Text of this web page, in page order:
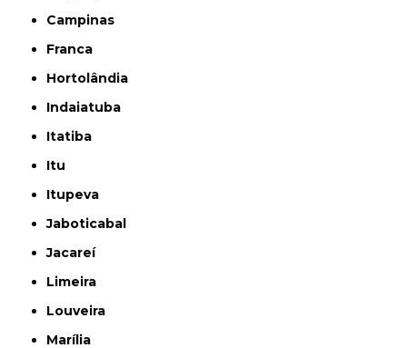
Campinas
Franca
Hortolândia
Indaiatuba
Itatiba
Itu
Itupeva
Jaboticabal
Jacareí
Limeira
Louveira
Marília